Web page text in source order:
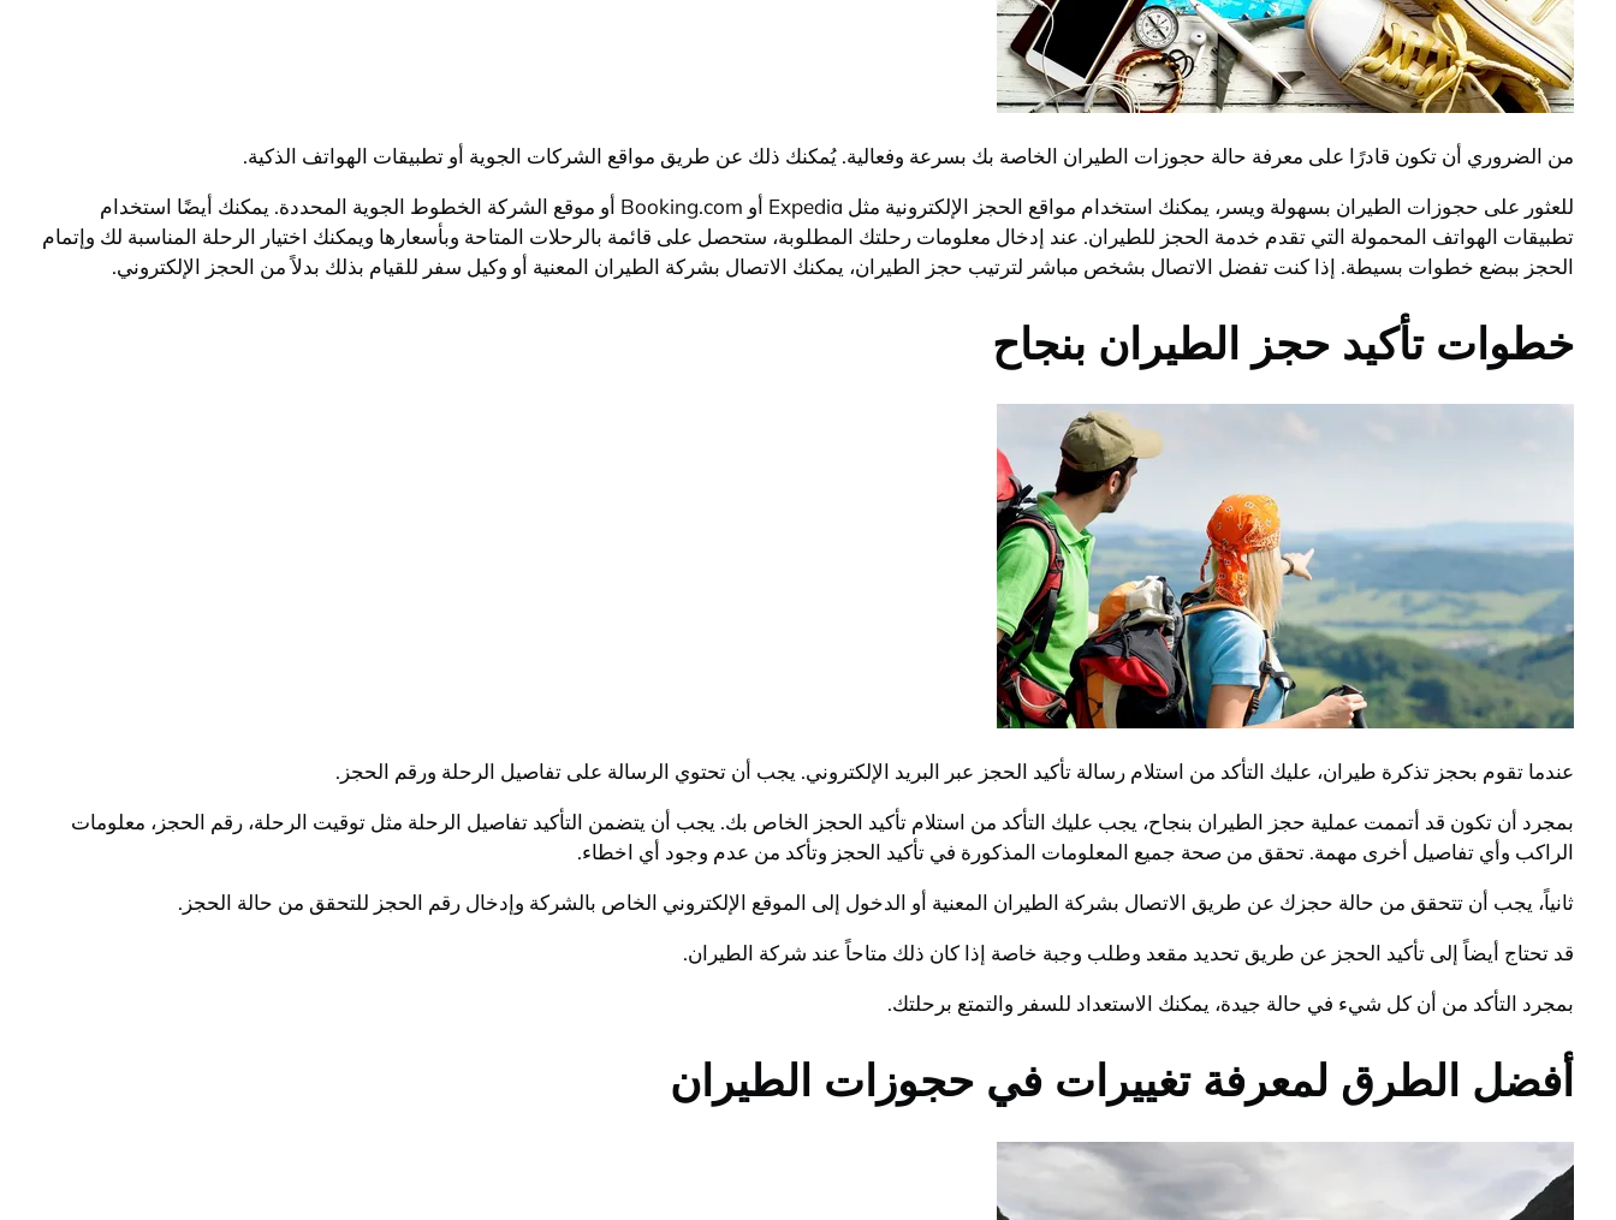
من الضروري أن تكون قادرًا على معرفة حالة حجوزات الطيران الخاصة بك بسرعة وفعالية. يُمكنك ذلك عن طريق مواقع الشركات الجوية أو تطبيقات الهواتف الذكية.
للعثور على حجوزات الطيران بسهولة ويسر، يمكنك استخدام مواقع الحجز الإلكترونية مثل Expedia أو Booking.com أو موقع الشركة الخطوط الجوية المحددة. يمكنك أيضًا استخدام
تطبيقات الهواتف المحمولة التي تقدم خدمة الحجز للطيران. عند إدخال معلومات رحلتك المطلوبة، ستحصل على قائمة بالرحلات المتاحة وبأسعارها ويمكنك اختيار الرحلة المناسبة لك وإتمام
الحجز ببضع خطوات بسيطة. إذا كنت تفضل الاتصال بشخص مباشر لترتيب حجز الطيران، يمكنك الاتصال بشركة الطيران المعنية أو وكيل سفر للقيام بذلك بدلاً من الحجز الإلكتروني.
خطوات تأكيد حجز الطيران بنجاح
عندما تقوم بحجز تذكرة طيران، عليك التأكد من استلام رسالة تأكيد الحجز عبر البريد الإلكتروني. يجب أن تحتوي الرسالة على تفاصيل الرحلة ورقم الحجز.
بمجرد أن تكون قد أتممت عملية حجز الطيران بنجاح، يجب عليك التأكد من استلام تأكيد الحجز الخاص بك. يجب أن يتضمن التأكيد تفاصيل الرحلة مثل توقيت الرحلة، رقم الحجز، معلومات
الراكب وأي تفاصيل أخرى مهمة. تحقق من صحة جميع المعلومات المذكورة في تأكيد الحجز وتأكد من عدم وجود أي اخطاء.
ثانياً، يجب أن تتحقق من حالة حجزك عن طريق الاتصال بشركة الطيران المعنية أو الدخول إلى الموقع الإلكتروني الخاص بالشركة وإدخال رقم الحجز للتحقق من حالة الحجز.
قد تحتاج أيضاً إلى تأكيد الحجز عن طريق تحديد مقعد وطلب وجبة خاصة إذا كان ذلك متاحاً عند شركة الطيران.
بمجرد التأكد من أن كل شيء في حالة جيدة، يمكنك الاستعداد للسفر والتمتع برحلتك.
أفضل الطرق لمعرفة تغييرات في حجوزات الطيران